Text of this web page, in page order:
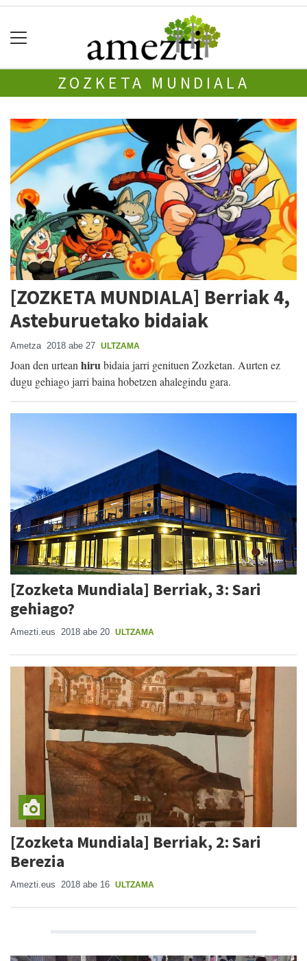
ZOZKETA MUNDIALA
[ZOZKETA MUNDIALA] Berriak 4,
Asteburuetako bidaiak
Ametza 2018 abe 27 ULTZAMA
Joan den urtean hirubidaia jarri genituen Zozketan. Aurten ez
dugu gehiago jarri baina hobetzen ahalegindu gara.
[Zozketa Mundiala] Berriak, 3: Sari
gehiago?
Amezti.eus 2018 abe 20 ULTZAMA
[Zozketa Mundiala] Berriak, 2: Sari
Berezia
Amezti.eus 2018 abe 16 ULTZAMA